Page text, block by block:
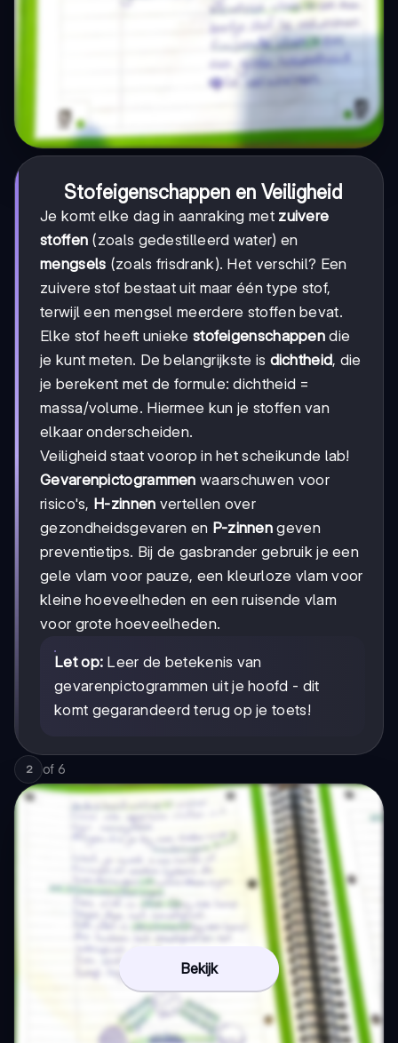
Stofeigenschappen en Veiligheid
Je komt elke dag in aanraking met zuivere
stoffen (zoals gedestilleerd water) en
mengsels (zoals frisdrank). Het verschil? Een
zuivere stof bestaat uit maar één type stof,
terwijl een mengsel meerdere stoffen bevat.
Elke stof heeft unieke stofeigenschappen die
je kunt meten. De belangrijkste is dichtheid, die
je berekent met de formule: dichtheid =
massa/volume. Hiermee kun je stoffen van
elkaar onderscheiden.
Veiligheid staat voorop in het scheikunde lab!
Gevarenpictogrammen waarschuwen voor
risico's, H-zinnen vertellen over
gezondheidsgevaren en P-zinnen geven
preventietips. Bij de gasbrander gebruik je een
gele vlam voor pauze, een kleurloze vlam voor
kleine hoeveelheden en een ruisende vlam
voor grote hoeveelheden.
Let op: Leer de betekenis van
gevarenpictogrammen uit je hoofd - dit
komt gegarandeerd terug op je toets!
2 of 6
Bekijk